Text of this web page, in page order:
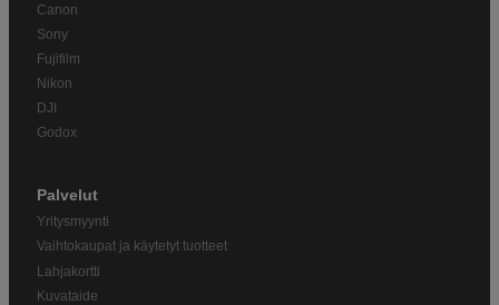
Canon
Sony
Fujifilm
Nikon
DJI
Godox
Palvelut
Yritysmyynti
Vaihtokaupat ja käytetyt tuotteet
Lahjakortti
Kuvataide